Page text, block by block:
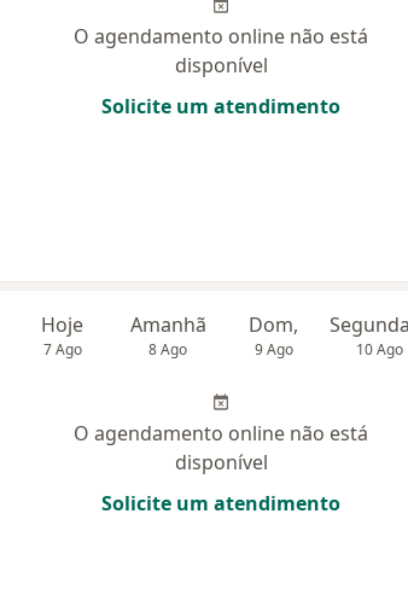
O agendamento online não está
disponível
Solicite um atendimento
Hoje
7 Ago
Amanhã
8 Ago
Dom,
9 Ago 10 Ago
O agendamento online não está
disponível
Solicite um atendimento